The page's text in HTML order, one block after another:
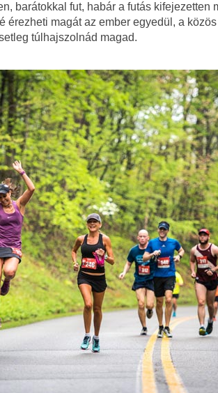
barátokkal fut, habár a futás kifejezetten
érezheti magát az ember egyedül, a
túlhajszolnád magad.